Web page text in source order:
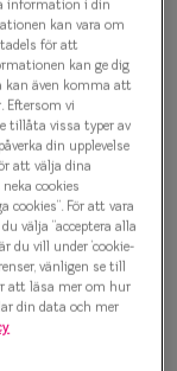
Olika
Taberg
information i din
kan vara om
för att
kan ge dig
kan även komma att
Eftersom vi
tillåta vissa typer av
din upplevelse
att välja dina
cookies
cookies”. För att vara
välja ”acceptera alla
du vill under ’cookie-
vänligen se till
att läsa mer om hur
din data och mer